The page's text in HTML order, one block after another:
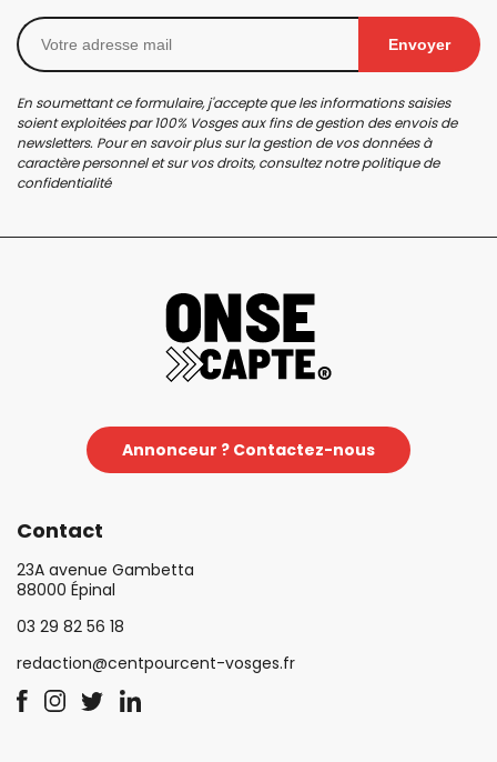
Envoyer
En soumettant ce formulaire, j'accepte que les informations saisies
soient exploitées par 100% Vosges aux fins de gestion des envois de
newsletters. Pour en savoir plus sur la gestion de vos données à
caractère personnel et sur vos droits, consultez notrepolitique de
confidentialité
Annonceur ? Contactez-nous
Contact
23A avenue Gambetta
88000 Épinal
03 29 82 56 18
redaction@centpourcent-vosges.fr